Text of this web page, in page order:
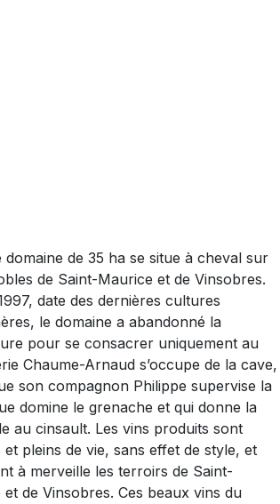
domaine de 35 ha se situe à cheval sur
de Saint-Maurice et de Vinsobres.
date des dernières cultures
le domaine a abandonné la
pour se consacrer uniquement au
Chaume-Arnaud s’occupe de la cave,
son compagnon Philippe supervise la
domine le grenache et qui donne la
au cinsault. Les vins produits sont
et pleins de vie, sans effet de style, et
à merveille les terroirs de Saint-
et de Vinsobres. Ces beaux vins du